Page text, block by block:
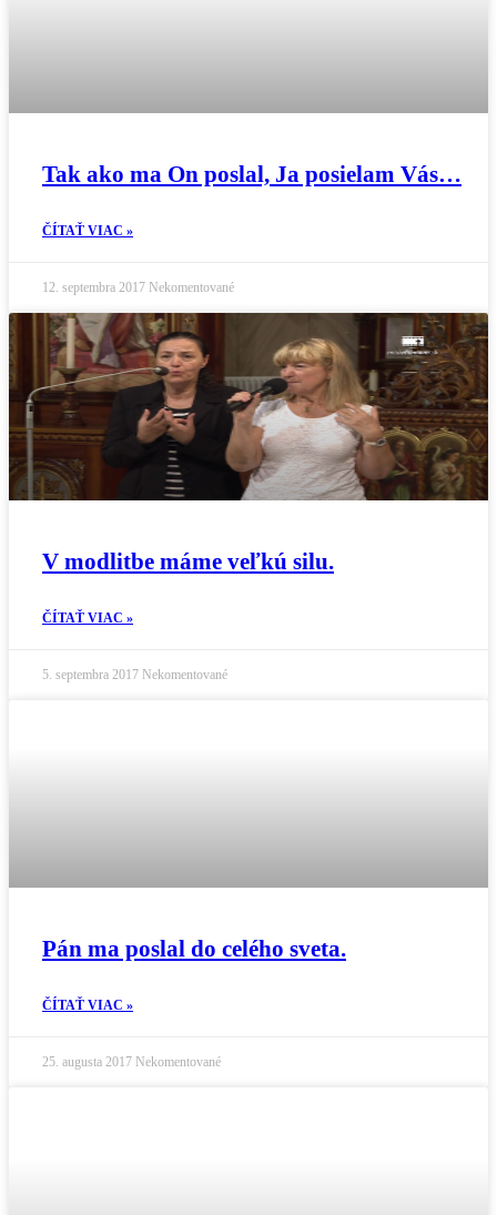
Tak ako ma On poslal, Ja posielam Vás…
ČÍTAŤ VIAC »
12. septembra 2017 Nekomentované
V modlitbe máme veľkú silu.
ČÍTAŤ VIAC »
5. septembra 2017 Nekomentované
Pán ma poslal do celého sveta.
ČÍTAŤ VIAC »
25. augusta 2017 Nekomentované